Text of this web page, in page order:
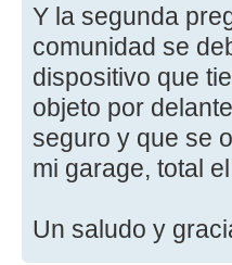
Y la segunda
comunidad se
dispositivo que
objeto por
seguro y que se
mi garage, total
Un saludo y